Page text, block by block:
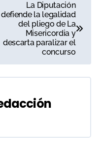
La Diputación
defiende la legalidad
del pliego de La
Misericordia y
descarta paralizar el
concurso